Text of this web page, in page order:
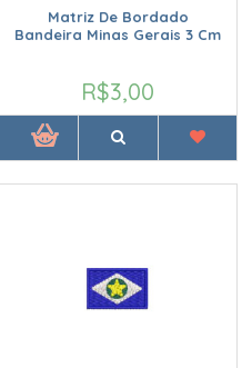
Matriz De Bordado
Bandeira Minas Gerais 3 Cm
R$3,00